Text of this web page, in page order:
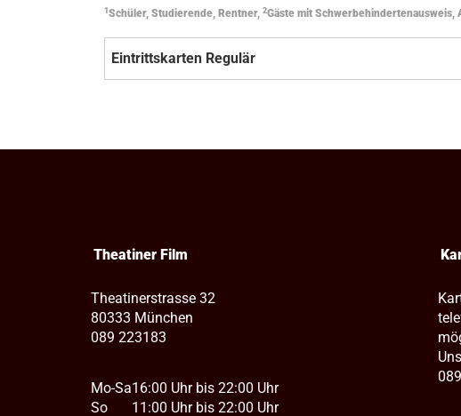
1 Schüler, Studierende, Rentner, 2Gäste mit
Eintrittskarten Regulär
Theatiner Film
Theatinerstrasse 32
80333 München
089 223183
Mo-Sa
So
16:00 Uhr bis 22:00 Uhr
11:00 Uhr bis 22:00 Uhr